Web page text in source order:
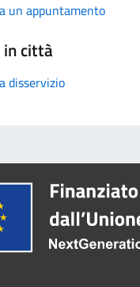
un appuntamento
città
disservizio